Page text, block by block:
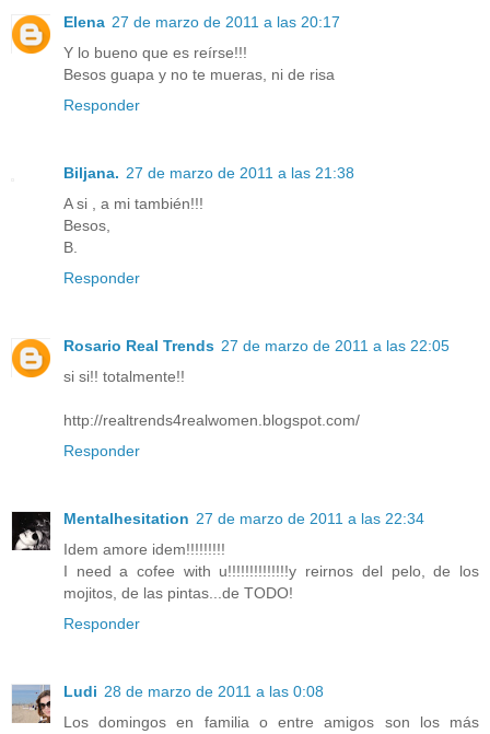
Elena 27 de marzo de 2011 a las 20:17
Y lo bueno que es reírse!!!
Besos guapa y no te mueras, ni de risa
Responder
Biljana. 27 de marzo de 2011 a las 21:38
A si , a mi también!!!
Besos,
B.
Responder
Rosario Real Trends 27 de marzo de 2011 a las 22:05
si si!! totalmente!!
http://realtrends4realwomen.blogspot.com/
Responder
Mentalhesitation 27 de marzo de 2011 a las 22:34
Idem amore idem!!!!!!!!!
I need a cofee with u!!!!!!!!!!!!!!y reirnos del pelo, de los
mojitos, de las pintas...de TODO!
Responder
Ludi 28 de marzo de 2011 a las 0:08
Los domingos en familia o entre amigos son los más